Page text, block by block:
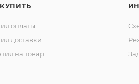
оплаты
доставки
на товар